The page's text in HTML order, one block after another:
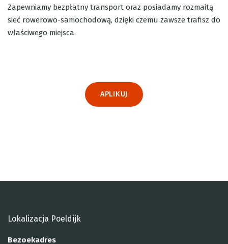
Zapewniamy bezpłatny transport oraz posiadamy rozmaitą
sieć rowerowo-samochodową, dzięki czemu zawsze trafisz do
właściwego miejsca.
APLIKUJ
Lokalizacja Poeldijk
Bezoekadres